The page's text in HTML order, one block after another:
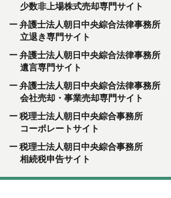
少数非上場株式売却専門サイト
弁護士法人朝日中央綜合法律事務所
立退き専門サイト
弁護士法人朝日中央綜合法律事務所
遺言専門サイト
弁護士法人朝日中央綜合法律事務所
会社売却・事業売却専門サイト
税理士法人朝日中央綜合事務所
コーポレートサイト
税理士法人朝日中央綜合事務所
相続税申告サイト